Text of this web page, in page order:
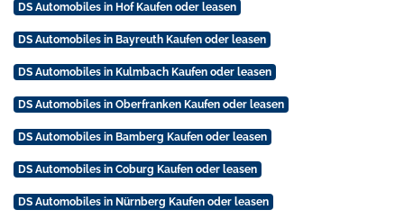
DS Automobiles in Hof Kaufen oder leasen
DS Automobiles in Bayreuth Kaufen oder leasen
DS Automobiles in Kulmbach Kaufen oder leasen
DS Automobiles in Oberfranken Kaufen oder leasen
DS Automobiles in Bamberg Kaufen oder leasen
DS Automobiles in Coburg Kaufen oder leasen
DS Automobiles in Nürnberg Kaufen oder leasen